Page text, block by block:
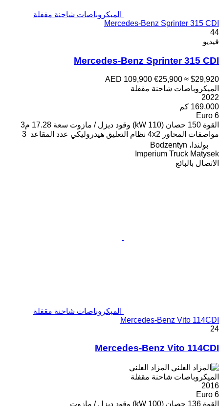
الميكروباصات شاحنة مقفلة
Mercedes-Benz Sprinter 315 CDI
44
فيديو
Mercedes-Benz Sprinter 315 CDI
AED 109,900 €25,900 ≈ $29,920
الميكروباصات شاحنة مقفلة
2022
169,000 كم
Euro 6
القوة 150 حصان (110 kW) وقود ديزل / مازوت سعة 17.28 م3
مواصفات المحاور 4x2 نظام التعليق هيدروليكي عدد المقاعد 3
بولندا، Bodzentyn
Imperium Truck Matysek
الاتصال بالبائع
الميكروباصات شاحنة مقفلة
Mercedes-Benz Vito 114CDI
24
Mercedes-Benz Vito 114CDI
المزاد العلني
الميكروباصات شاحنة مقفلة
2016
Euro 6
القوة 136 حصان (100 kW) وقود ديزل / مازوت